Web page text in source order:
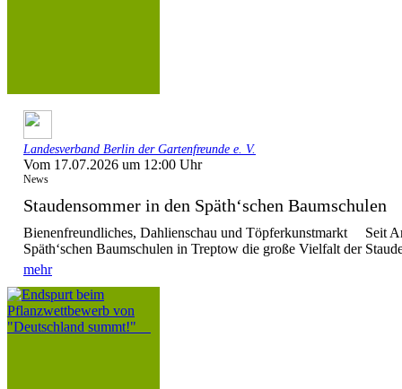
Landesverband Berlin der Gartenfreunde e. V.
Vom 17.07.2026 um 12:00 Uhr
News
Staudensommer in den Späth‘schen
Bienenfreundliches, Dahlienschau und Töpferkunstmarkt Seit
Späth‘schen Baumschulen in Treptow die große Vielfalt der
mehr